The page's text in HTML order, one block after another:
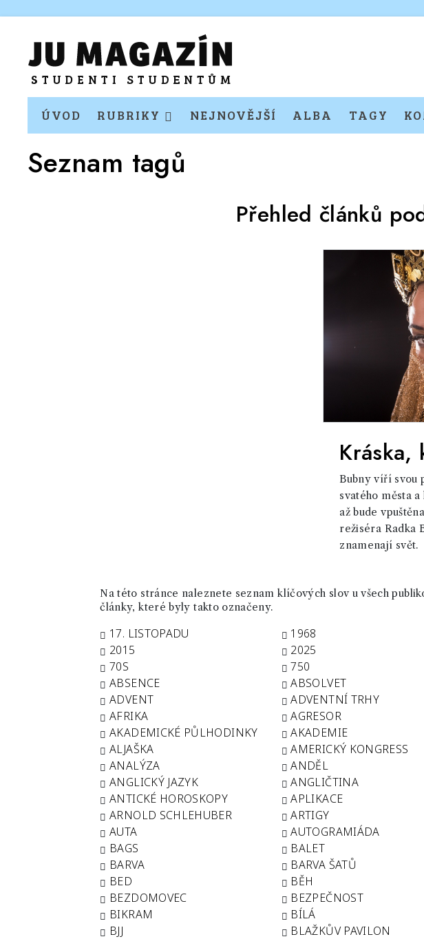
ÚVOD RUBRIKY NEJNOVĚJŠÍ ALBA TAGY
Seznam tagů
Přehled článků
Kráska,
Bubny víří svou
svatého města
až bude
režiséra Radka
znamenají svět.
Na této stránce naleznete seznam klíčových slov u všech
články, které byly takto označeny.
17. LISTOPADU 1968
2015
2025
70S
750
ABSENCE
ABSOLVET
ADVENT
ADVENTNÍ TRHY
AFRIKA
AGRESOR
AKADEMICKÉ PŮLHODINKY
AKADEMIE
ALJAŠKA
AMERICKÝ KONGRESS
ANALÝZA
ANDĚL
ANGLICKÝ JAZYK
ANGLIČTINA
ANTICKÉ HOROSKOPY
APLIKACE
ARNOLD SCHLEHUBER
ARTIGY
AUTA
AUTOGRAMIÁDA
BAGS
BALET
BARVA
BARVA ŠATŮ
BED
BĚH
BEZDOMOVEC
BEZPEČNOST
BIKRAM
BÍLÁ
BJJ
BLAŽKŮV PAVILON